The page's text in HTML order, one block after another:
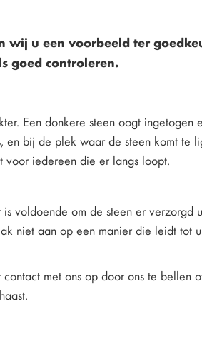
wij u een voorbeeld ter
goed controleren.
Een donkere steen oogt ingetogen
bij de plek waar de steen komt te
iedereen die er langs loopt.
voldoende om de steen er verzorgd
niet aan op een manier die leidt tot
met ons op door ons te bellen